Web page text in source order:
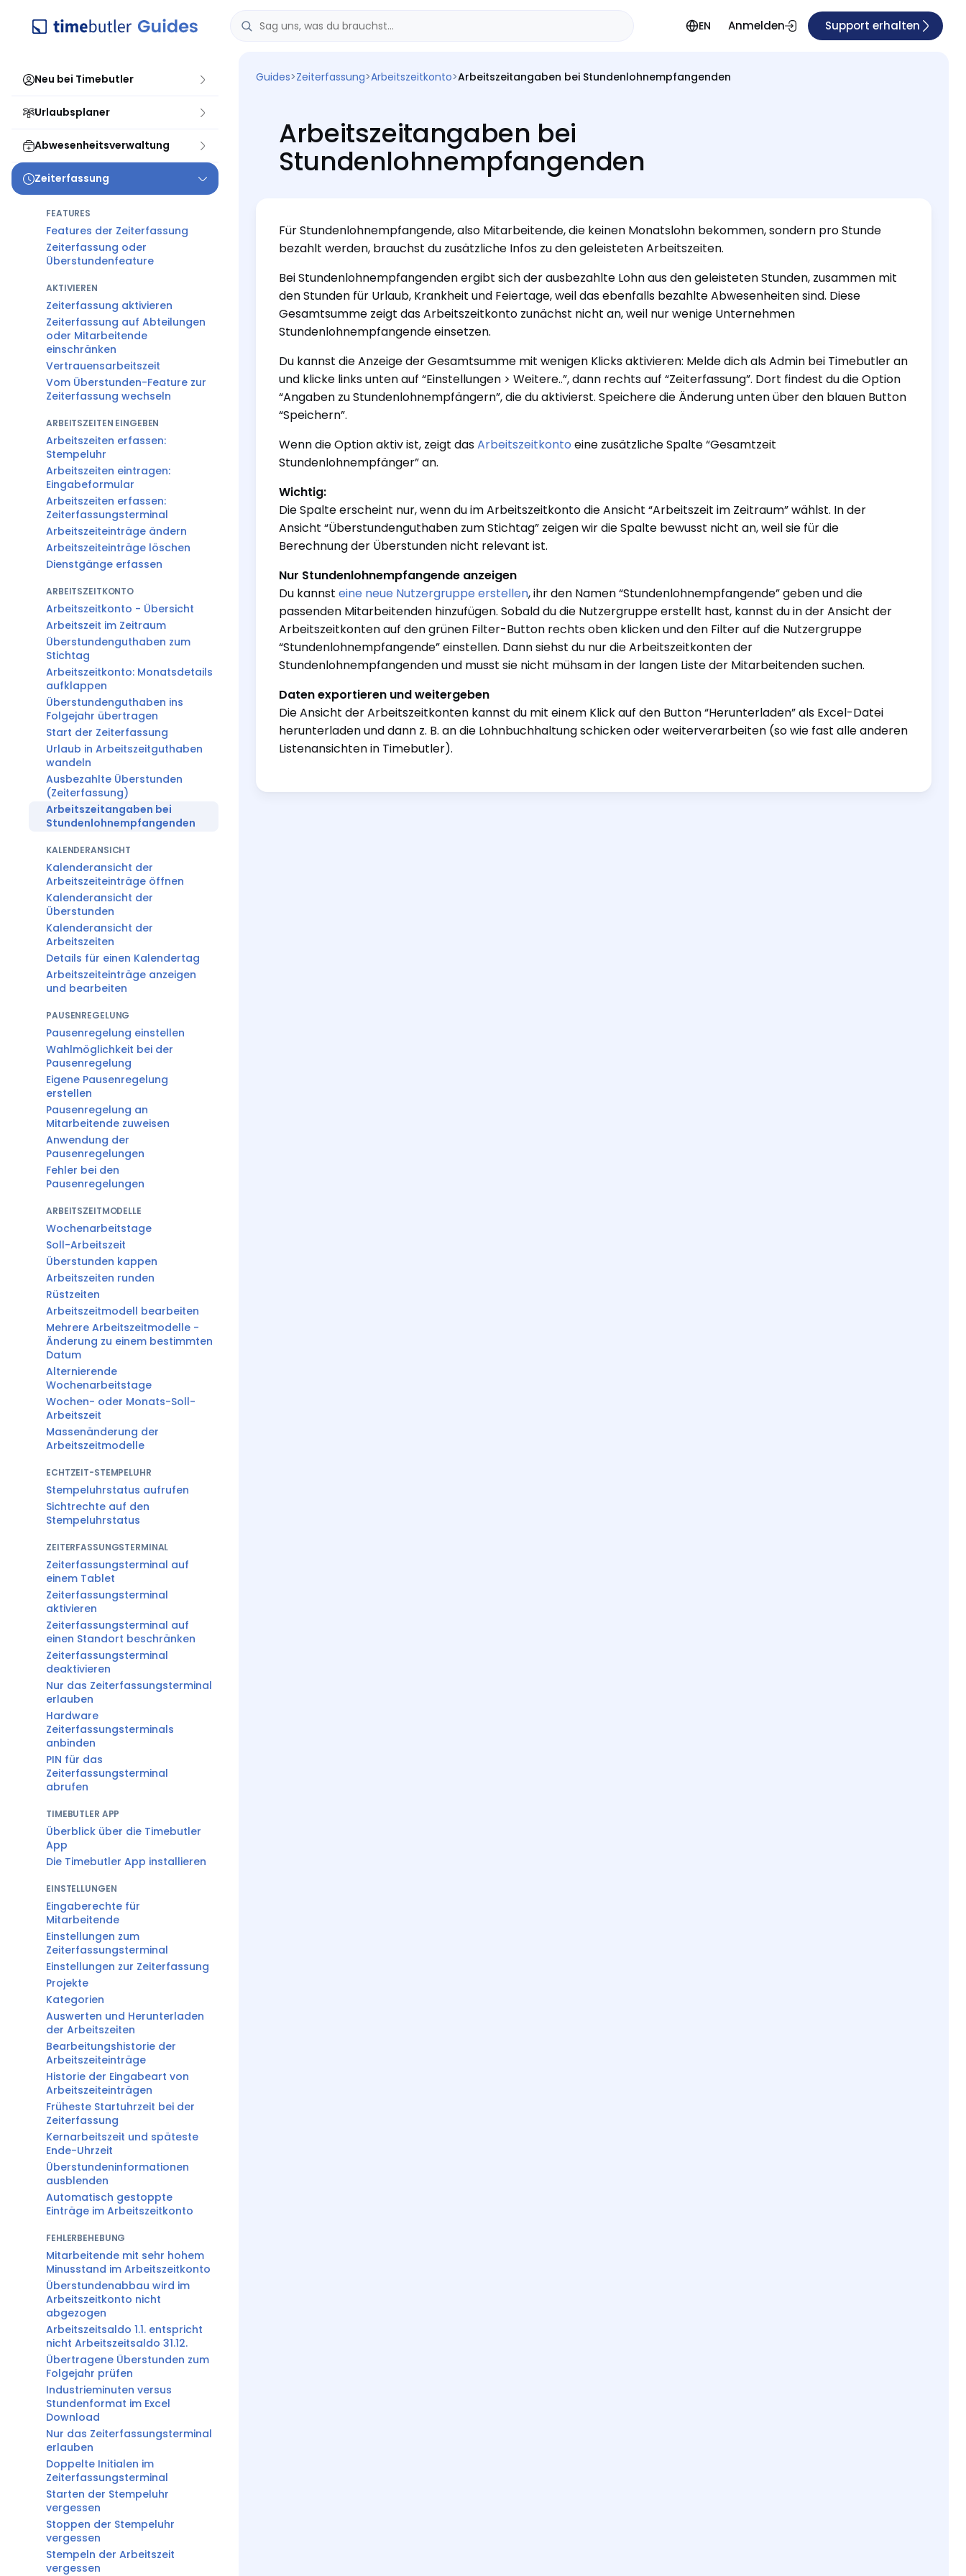
EN Anmelden Support erhalten
Neu bei Timebutler
Urlaubsplaner
Abwesenheitsverwaltung
Zeiterfassung
FEATURES
Features der Zeiterfassung
Zeiterfassung oder
Überstundenfeature
AKTIVIEREN
Zeiterfassung aktivieren
Zeiterfassung auf Abteilungen
oder Mitarbeitende
einschränken
Vertrauensarbeitszeit
Vom Überstunden-Feature zur
Zeiterfassung wechseln
ARBEITSZEITEN EINGEBEN
Arbeitszeiten erfassen:
Stempeluhr
Arbeitszeiten eintragen:
Eingabeformular
Arbeitszeiten erfassen:
Zeiterfassungsterminal
Arbeitszeiteinträge ändern
Arbeitszeiteinträge löschen
Dienstgänge erfassen
ARBEITSZEITKONTO
Arbeitszeitkonto - Übersicht
Arbeitszeit im Zeitraum
Überstundenguthaben zum
Stichtag
Arbeitszeitkonto: Monatsdetails
aufklappen
Überstundenguthaben ins
Folgejahr übertragen
Start der Zeiterfassung
Urlaub in Arbeitszeitguthaben
wandeln
Ausbezahlte Überstunden
(Zeiterfassung)
Arbeitszeitangaben bei
Stundenlohnempfangenden
KALENDERANSICHT
Kalenderansicht der
Arbeitszeiteinträge öffnen
Kalenderansicht der
Überstunden
Kalenderansicht der
Arbeitszeiten
Details für einen Kalendertag
Arbeitszeiteinträge anzeigen
und bearbeiten
PAUSENREGELUNG
Pausenregelung einstellen
Wahlmöglichkeit bei der
Pausenregelung
Eigene Pausenregelung
erstellen
Pausenregelung an
Mitarbeitende zuweisen
Anwendung der
Pausenregelungen
Fehler bei den
Pausenregelungen
ARBEITSZEITMODELLE
Wochenarbeitstage
Soll-Arbeitszeit
Überstunden kappen
Arbeitszeiten runden
Rüstzeiten
Arbeitszeitmodell bearbeiten
Mehrere Arbeitszeitmodelle -
Änderung zu einem bestimmten
Datum
Alternierende
Wochenarbeitstage
Wochen- oder Monats-Soll-
Arbeitszeit
Massenänderung der
Arbeitszeitmodelle
ECHTZEIT-STEMPELUHR
Stempeluhrstatus aufrufen
Sichtrechte auf den
Stempeluhrstatus
ZEITERFASSUNGSTERMINAL
Zeiterfassungsterminal auf
einem Tablet
Zeiterfassungsterminal
aktivieren
Zeiterfassungsterminal auf
einen Standort beschränken
Zeiterfassungsterminal
deaktivieren
Nur das Zeiterfassungsterminal
erlauben
Hardware
Zeiterfassungsterminals
anbinden
PIN für das
Zeiterfassungsterminal
abrufen
TIMEBUTLER APP
Überblick über die Timebutler
App
Die Timebutler App installieren
EINSTELLUNGEN
Eingaberechte für
Mitarbeitende
Einstellungen zum
Zeiterfassungsterminal
Einstellungen zur Zeiterfassung
Projekte
Kategorien
Auswerten und Herunterladen
der Arbeitszeiten
Bearbeitungshistorie der
Arbeitszeiteinträge
Historie der Eingabeart von
Arbeitszeiteinträgen
Früheste Startuhrzeit bei der
Zeiterfassung
Kernarbeitszeit und späteste
Ende-Uhrzeit
Überstundeninformationen
ausblenden
Automatisch gestoppte
Einträge im Arbeitszeitkonto
FEHLERBEHEBUNG
Mitarbeitende mit sehr hohem
Minusstand im Arbeitszeitkonto
Überstundenabbau wird im
Arbeitszeitkonto nicht
abgezogen
Arbeitszeitsaldo 1.1. entspricht
nicht Arbeitszeitsaldo 31.12.
Übertragene Überstunden zum
Folgejahr prüfen
Industrieminuten versus
Stundenformat im Excel
Download
Nur das Zeiterfassungsterminal
erlauben
Doppelte Initialen im
Zeiterfassungsterminal
Starten der Stempeluhr
vergessen
Stoppen der Stempeluhr
vergessen
Stempeln der Arbeitszeit
vergessen
Guides>Zeiterfassung>Arbeitszeitkonto>Arbeitszeitangaben bei Stundenlohnempfangenden
Arbeitszeitangaben bei
Stundenlohnempfangenden
Für Stundenlohnempfangende, also Mitarbeitende, die keinen Monatslohn bekommen, sondern pro Stunde
bezahlt werden, brauchst du zusätzliche Infos zu den geleisteten Arbeitszeiten.
Bei Stundenlohnempfangenden ergibt sich der ausbezahlte Lohn aus den geleisteten Stunden, zusammen mit
den Stunden für Urlaub, Krankheit und Feiertage, weil das ebenfalls bezahlte Abwesenheiten sind. Diese
Gesamtsumme zeigt das Arbeitszeitkonto zunächst nicht an, weil nur wenige Unternehmen
Stundenlohnempfangende einsetzen.
Du kannst die Anzeige der Gesamtsumme mit wenigen Klicks aktivieren: Melde dich als Admin bei Timebutler an
und klicke links unten auf “Einstellungen > Weitere..”, dann rechts auf “Zeiterfassung”. Dort findest du die Option
“Angaben zu Stundenlohnempfängern”, die du aktivierst. Speichere die Änderung unten über den blauen Button
“Speichern”.
Wenn die Option aktiv ist, zeigt dasArbeitszeitkonto eine zusätzliche Spalte “Gesamtzeit
Stundenlohnempfänger” an.
Wichtig:
Die Spalte erscheint nur, wenn du im Arbeitszeitkonto die Ansicht “Arbeitszeit im Zeitraum” wählst. In der
Ansicht “Überstundenguthaben zum Stichtag” zeigen wir die Spalte bewusst nicht an, weil sie für die
Berechnung der Überstunden nicht relevant ist.
Nur Stundenlohnempfangende anzeigen
Du kannst eine neue Nutzergruppe erstellen, ihr den Namen “Stundenlohnempfangende” geben und die
passenden Mitarbeitenden hinzufügen. Sobald du die Nutzergruppe erstellt hast, kannst du in der Ansicht der
Arbeitszeitkonten auf den grünen Filter-Button rechts oben klicken und den Filter auf die Nutzergruppe
“Stundenlohnempfangende” einstellen. Dann siehst du nur die Arbeitszeitkonten der
Stundenlohnempfangenden und musst sie nicht mühsam in der langen Liste der Mitarbeitenden suchen.
Daten exportieren und weitergeben
Die Ansicht der Arbeitszeitkonten kannst du mit einem Klick auf den Button “Herunterladen” als Excel-Datei
herunterladen und dann z. B. an die Lohnbuchhaltung schicken oder weiterverarbeiten (so wie fast alle anderen
Listenansichten in Timebutler).